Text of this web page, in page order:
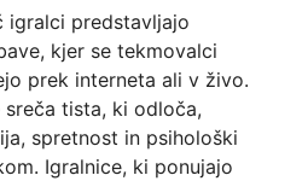
igralci predstavljajo
kjer se tekmovalci
prek interneta ali v živo.
tista, ki odloča,
spretnost in psihološki
Igralnice, ki ponujajo